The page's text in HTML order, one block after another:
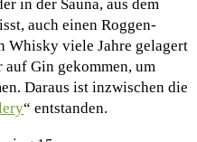
in der Sauna, aus dem
auch einen Roggen-
Whisky viele Jahre gelagert
auf Gin gekommen, um
Daraus ist inzwischen die
“ entstanden.